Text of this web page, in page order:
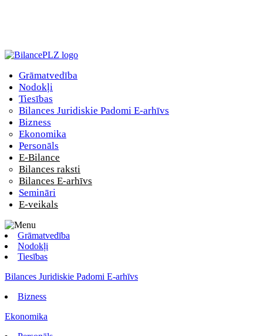
Grāmatvedība
Nodokļi
Tiesības
Bilances Juridiskie Padomi E-arhīvs
Bizness
Ekonomika
Personāls
E-Bilance
Bilances raksti
Bilances E-arhīvs
Semināri
E-veikals
Grāmatvedība
Nodokļi
Tiesības
Bilances Juridiskie Padomi E-arhīvs
Bizness
Ekonomika